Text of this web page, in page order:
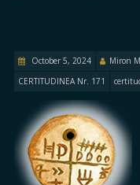
October 5, 2024 Miron
CERTITUDINEA Nr. 171